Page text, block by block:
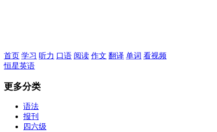
首页 学习 听力 口语 阅读 作文 翻译 单词 看视频
恒星英语
更多分类
语法
报刊
四六级